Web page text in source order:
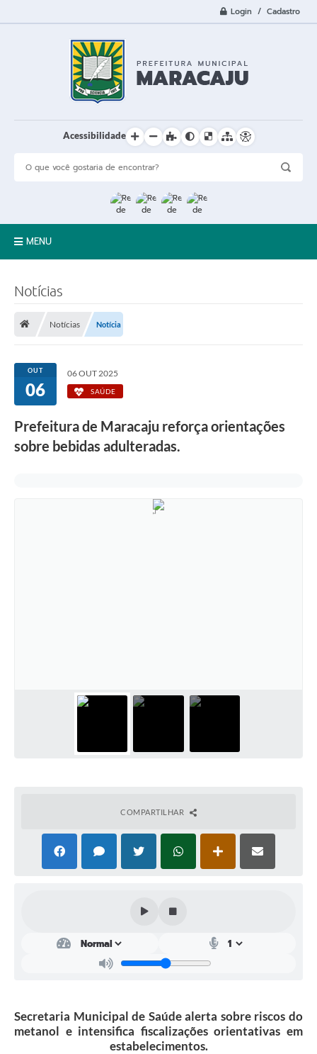
Login / Cadastro
Acessibilidade
MENU
LGPD
Licitações
Transparência
Notícias
Notícias Notícia
OUT
06
06 OUT 2025
SAÚDE
Prefeitura de Maracaju reforça orientações
sobre bebidas adulteradas.
COMPARTILHAR
Secretaria Municipal de Saúde alerta sobre riscos do
metanol e intensifica fiscalizações orientativas em
estabelecimentos.